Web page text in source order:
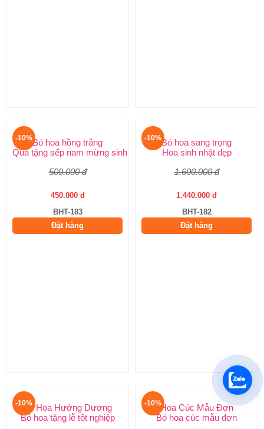
-10%Bó hoa hồng trắng
Quà tặng sếp nam mừng sinh
500.000 đ
450.000 đ
BHT-183
Đặt hàng
-10%Bó hoa sang trọng
Hoa sinh nhật đẹp
-10%Bó Hoa Hướng Dương
Bó hoa tặng lễ tốt nghiệp